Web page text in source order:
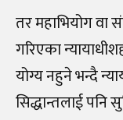
तर महाभियोग वा
गरिएका
योग्य नहुने भन्दै
सिद्धान्तलाई पनि